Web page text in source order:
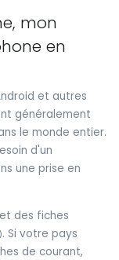
mon
en
et autres
généralement
le monde entier.
d'un
une prise en
des fiches
. Si votre pays
de courant,